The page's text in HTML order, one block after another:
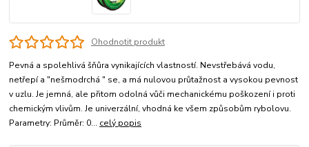
Ohodnotit produkt
Pevná a spolehlivá šňůra vynikajících vlastností. Nevstřebává vodu,
netřepí a "nešmodrchá " se, a má nulovou průtažnost a vysokou pevnost
v uzlu. Je jemná, ale přitom odolná vůči mechanickému poškození i proti
chemickým vlivům. Je univerzální, vhodná ke všem způsobům rybolovu.
Parametry: Průměr: 0... celý popis